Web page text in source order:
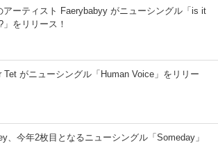
アーティスト Faerybabyy がニューシングル「is it
」をリリース！
Tet がニューシングル「Human Voice」をリリー
、今年2枚目となるニューシングル「Someday」